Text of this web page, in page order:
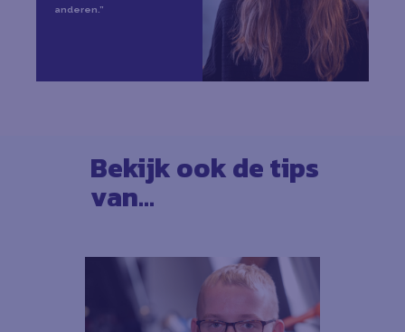
anderen.”
Bekijk ook de tips
van...